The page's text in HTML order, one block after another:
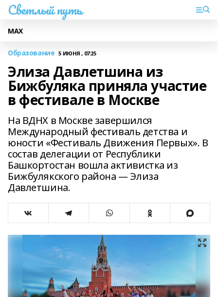
Светлый путь
МАХ
Образование 5 ИЮНЯ , 07:25
Элиза Давлетшина из
Бижбуляка приняла участие
в фестивале в Москве
На ВДНХ в Москве завершился
Международный фестиваль детства и
юности «Фестиваль Движения Первых». В
состав делегации от Республики
Башкортостан вошла активистка из
Бижбулякского района — Элиза
Давлетшина.